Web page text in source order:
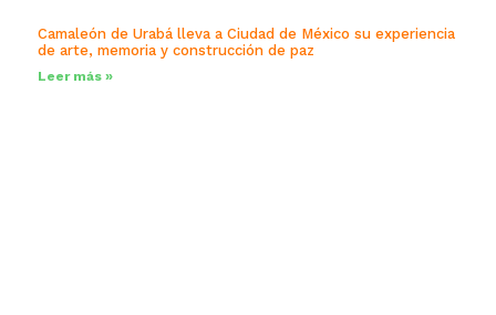
Camaleón de Urabá lleva a Ciudad de México su experiencia
de arte, memoria y construcción de paz
Leer más »